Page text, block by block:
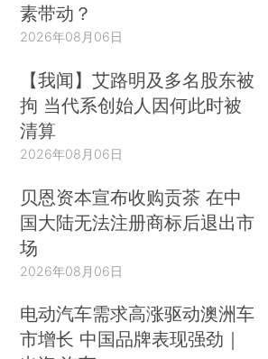
素带动？
2026年08月06日
【我闻】艾路明及多名股东被
拘 当代系创始人因何此时被
清算
2026年08月06日
贝恩资本宣布收购贡茶 在中
国大陆无法注册商标后退出市
场
2026年08月06日
电动汽车需求高涨驱动澳洲车
市增长 中国品牌表现强劲｜